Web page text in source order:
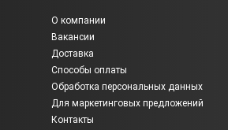
О компании
Вакансии
Доставка
Способы оплаты
Обработка персональных данных
Для маркетинговых предложений
Контакты